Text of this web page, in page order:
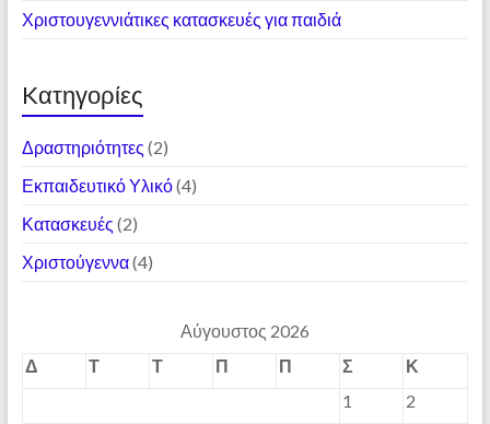
Χριστουγεννιάτικες κατασκευές για παιδιά
Kατηγορίες
Δραστηριότητες (2)
Εκπαιδευτικό Υλικό(4)
Κατασκευές (2)
Χριστούγεννα(4)
Αύγουστος 2026
Δ
Τ Τ Π Π Σ
Κ
1
2